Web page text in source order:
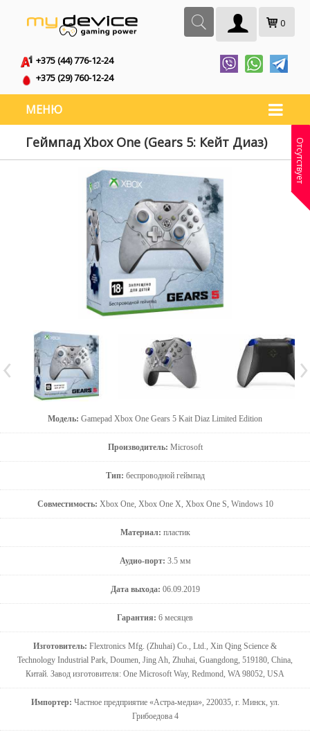
0
+375 (44) 776-12-24
+375 (29) 760-12-24
МЕНЮ
Геймпад Xbox One (Gears 5: Кейт Диаз)
Модель: Gamepad Xbox One Gears 5 Kait Diaz Limited Edition
Производитель: Microsoft
Тип: беспроводной геймпад
Совместимость: Xbox One, Xbox One X, Xbox One S, Windows 10
Материал: пластик
Аудио-порт: 3.5 мм
Дата выхода: 06.09.2019
Гарантия: 6 месяцев
Изготовитель: Flextronics Mfg. (Zhuhai) Co., Ltd., Xin Qing Science &
Technology Industrial Park, Doumen, Jing Ah, Zhuhai, Guangdong, 519180, China,
Китай. Завод изготовителя: One Microsoft Way, Redmond, WA 98052, USA
Импортер: Частное предприятие «Астра-медиа», 220035, г. Минск, ул.
Грибоедова 4
Отсутствует